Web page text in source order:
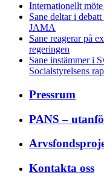
Internationellt
Sane deltar i
JAMA
Sane reagerar på
regeringen
Sane instämmer i
Socialstyrelsens
Pressrum
PANS –
Kontakta oss